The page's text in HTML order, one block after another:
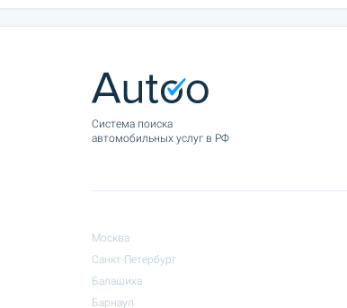
Cистема поиска
автомобильных услуг в РФ
Москва
Санкт-Петербург
Балашиха
Барнаул